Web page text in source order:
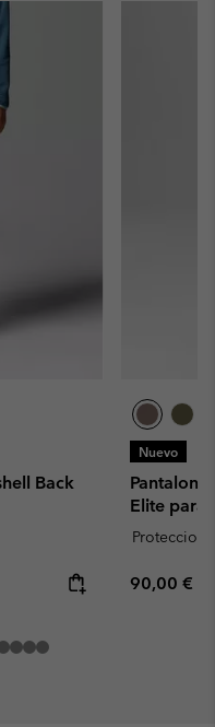
Back
Nuevo
Elite para
Proteccion
Regular
90,00 €